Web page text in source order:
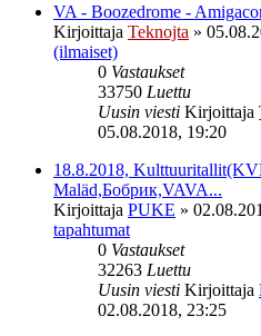
VA - Boozedrome -
Kirjoittaja Teknojta »
(ilmaiset)
0 Vastaukset
33750 Luettu
Uusin viesti Kirjoittaja
05.08.2018, 19:20
18.8.2018,
Maläd,Бобрик,VAVA...
Kirjoittaja PUKE »
tapahtumat
0 Vastaukset
32263 Luettu
Uusin viesti Kirjoittaja
02.08.2018, 23:25